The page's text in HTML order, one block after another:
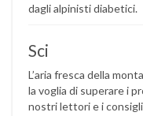
dagli alpinisti diabetici.
Sci
L’aria fresca della
la voglia di superare i
nostri lettori e i